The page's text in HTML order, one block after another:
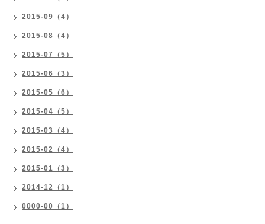
2015-09（4）
2015-08（4）
2015-07（5）
2015-06（3）
2015-05（6）
2015-04（5）
2015-03（4）
2015-02（4）
2015-01（3）
2014-12（1）
0000-00（1）